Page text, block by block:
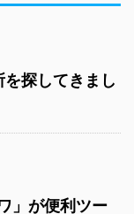
探してきまし
」が便利ツー